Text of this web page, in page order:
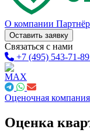
О компании
Оставить заявку
Связаться с нами
+7 (495) 543-71-89
Оценочная компания
Оценка